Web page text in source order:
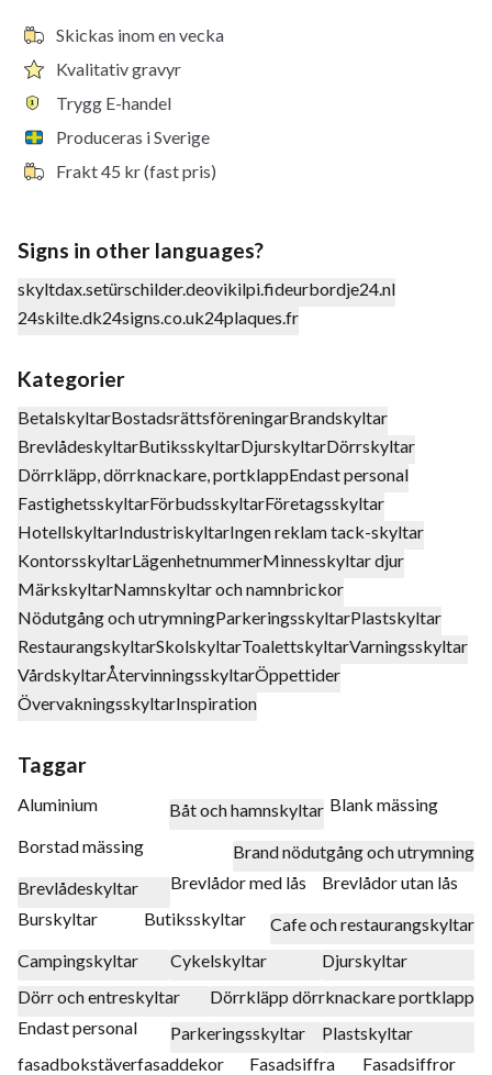
Skickas inom en vecka
Kvalitativ gravyr
Trygg E-handel
Produceras i Sverige
Frakt 45 kr (fast pris)
Signs in other languages?
skyltdax.setürschilder.deovikilpi.fideurbordje24.nl
24skilte.dk24signs.co.uk24plaques.fr
Kategorier
BetalskyltarBostadsrättsföreningarBrandskyltar
BrevlådeskyltarButiksskyltarDjurskyltarDörrskyltar
Dörrkläpp, dörrknackare, portklappEndast personal
FastighetsskyltarFörbudsskyltarFöretagsskyltar
HotellskyltarIndustriskyltarIngen reklam tack-skyltar
KontorsskyltarLägenhetnummerMinnesskyltar djur
MärkskyltarNamnskyltar och namnbrickor
Nödutgång och utrymningParkeringsskyltarPlastskyltar
RestaurangskyltarSkolskyltarToalettskyltarVarningsskyltar
VårdskyltarÅtervinningsskyltarÖppettider
ÖvervakningsskyltarInspiration
Taggar
Aluminium Båt och hamnskyltar Blank mässing
Borstad mässing
Brand nödutgång och utrymning
Brevlådeskyltar
Brevlådor med lås
Brevlådor utan lås
Burskyltar
Butiksskyltar
Cafe och restaurangskyltar
Campingskyltar
Cykelskyltar
Djurskyltar
Dörr och entreskyltar
Dörrkläpp dörrknackare portklapp
Endast personal
Parkeringsskyltar
Plastskyltar
fasadbokstäverfasaddekor Fasadsiffra
Fasadsiffror